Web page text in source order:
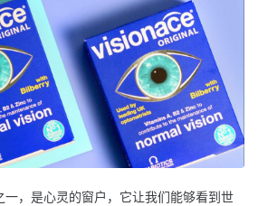
一，是心灵的窗户，它让我们能够看到世